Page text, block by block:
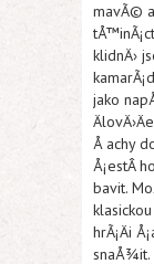
mavÃ©
klidnÄ›
jako
Å achy
Å¡estÂ
bavit.
hrÃ¡Äi
snaÅ¾it.